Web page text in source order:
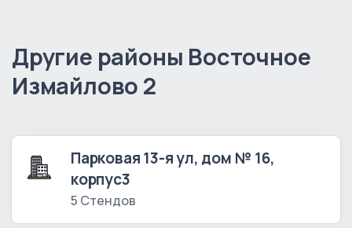
Другие районы Восточное
Измайлово 2
Парковая 13-я ул, дом № 16,
корпус3
5 Стендов